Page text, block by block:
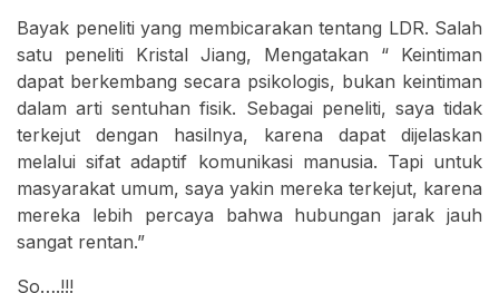
Bayak peneliti yang membicarakan tentang LDR. Salah
satu peneliti Kristal Jiang, Mengatakan “ Keintiman
dapat berkembang secara psikologis, bukan keintiman
dalam arti sentuhan fisik. Sebagai peneliti, saya tidak
terkejut dengan hasilnya, karena dapat dijelaskan
melalui sifat adaptif komunikasi manusia. Tapi untuk
masyarakat umum, saya yakin mereka terkejut, karena
mereka lebih percaya bahwa hubungan jarak jauh
sangat rentan.”
So….!!!